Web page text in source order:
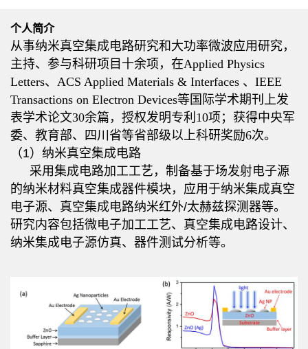
个人简介
从事纳米真空集成电路研究和 大功率微波应用研究，
主持、参与科研项目十余项，在Applied Physics
Letters、ACS Applied Materials & Interfaces 、IEEE
Transactions on Electron Devices等国际学术期刊上发
表学术论文30余篇，授权发明专利10项；获得中央军
委、教育部、四川省等省部级以上科研奖励6次。
（1）纳米真空集成电路
采用集成电路加工工艺，制备基于场发射电子源
的纳米材料真空集成器件模块，应用于纳米集成真空
电子源、真空集成电路纳米红外/太赫兹探测器等。
研究内容包括微电子加工工艺、真空集成电路设计、
纳米集成电子源仿真、器件测试分析等。